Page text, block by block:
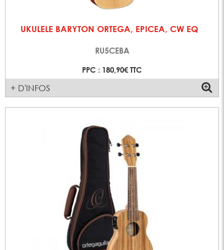
UKULELE BARYTON ORTEGA, EPICEA, CW EQ
RU5CEBA
PPC : 180,90€ TTC
+ D'INFOS